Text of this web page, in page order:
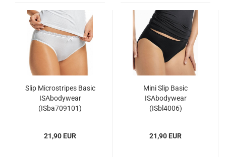
Slip Microstripes Basic
ISAbodywear
(ISba709101)
21,90 EUR
Mini Slip Basic
ISAbodywear
(ISbl4006)
21,90 EUR